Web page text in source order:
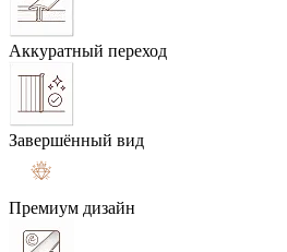
Аккуратный переход
Завершённый вид
Премиум дизайн